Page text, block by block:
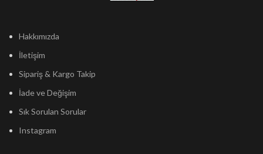
Hakkımızda
İletişim
Sipariş & Kargo Takip
İade ve Değişim
Sık Sorulan Sorular
Instagram